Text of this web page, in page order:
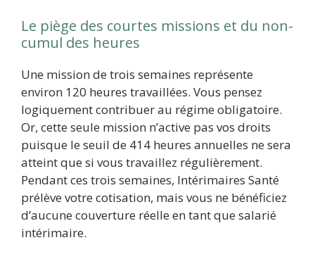
Le piège des courtes missions et du non-
cumul des heures
Une mission de trois semaines représente
environ 120 heures travaillées. Vous pensez
logiquement contribuer au régime obligatoire.
Or, cette seule mission n’active pas vos droits
puisque le seuil de 414 heures annuelles ne sera
atteint que si vous travaillez régulièrement.
Pendant ces trois semaines, Intérimaires Santé
prélève votre cotisation, mais vous ne bénéficiez
d’aucune couverture réelle en tant que salarié
intérimaire.